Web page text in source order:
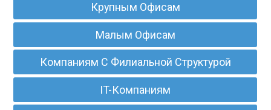
Крупным Офисам
Малым Офисам
Компаниям С Филиальной Структурой
IT-Компаниям